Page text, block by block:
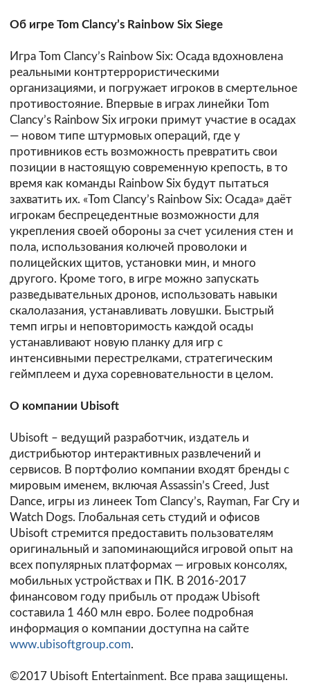
Об игре Tom Clancy’s Rainbow Six Siege
Игра Tom Clancy’s Rainbow Six: Осада вдохновлена
реальными контртеррористическими
организациями, и погружает игроков в смертельное
противостояние. Впервые в играх линейки Tom
Clancy’s Rainbow Six игроки примут участие в осадах
— новом типе штурмовых операций, где у
противников есть возможность превратить свои
позиции в настоящую современную крепость, в то
время как команды Rainbow Six будут пытаться
захватить их. «Tom Clancy’s Rainbow Six: Осада» даёт
игрокам беспрецедентные возможности для
укрепления своей обороны за счет усиления стен и
пола, использования колючей проволоки и
полицейских щитов, установки мин, и много
другого. Кроме того, в игре можно запускать
разведывательных дронов, использовать навыки
скалолазания, устанавливать ловушки. Быстрый
темп игры и неповторимость каждой осады
устанавливают новую планку для игр с
интенсивными перестрелками, стратегическим
геймплеем и духа соревновательности в целом.
О компании Ubisoft
Ubisoft – ведущий разработчик, издатель и
дистрибьютор интерактивных развлечений и
сервисов. В портфолио компании входят бренды с
мировым именем, включая Assassin’s Creed, Just
Dance, игры из линеек Tom Clancy’s, Rayman, Far Cry и
Watch Dogs. Глобальная сеть студий и офисов
Ubisoft стремится предоставить пользователям
оригинальный и запоминающийся игровой опыт на
всех популярных платформах — игровых консолях,
мобильных устройствах и ПК. В 2016-2017
финансовом году прибыль от продаж Ubisoft
составила 1 460 млн евро. Более подробная
информация о компании доступна на сайте
www.ubisoftgroup.com.
©2017 Ubisoft Entertainment. Все права защищены.